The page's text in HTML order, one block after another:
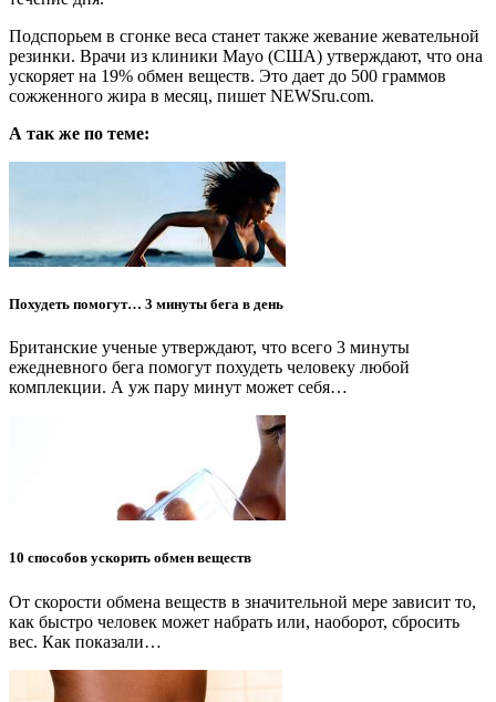
Подспорьем в сгонке веса станет также жевание жевательной
резинки. Врачи из клиники Mayo (США) утверждают, что она
ускоряет на 19% обмен веществ. Это дает до 500 граммов
сожженного жира в месяц, пишет NEWSru.com.
А так же по теме:
Похудеть помогут… 3 минуты бега в день
Британские ученые утверждают, что всего 3 минуты
ежедневного бега помогут похудеть человеку любой
комплекции. А уж пару минут может себя…
10 способов ускорить обмен веществ
От скорости обмена веществ в значительной мере зависит то,
как быстро человек может набрать или, наоборот, сбросить
вес. Как показали…